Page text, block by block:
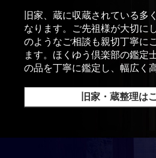
旧家、蔵に収蔵されている多
なります。ご先祖様が大切に
のようなご相談も親切丁寧に
ます。ほくゆう倶楽部の鑑定
の品を丁寧に鑑定し、幅広く
旧家・蔵整理は